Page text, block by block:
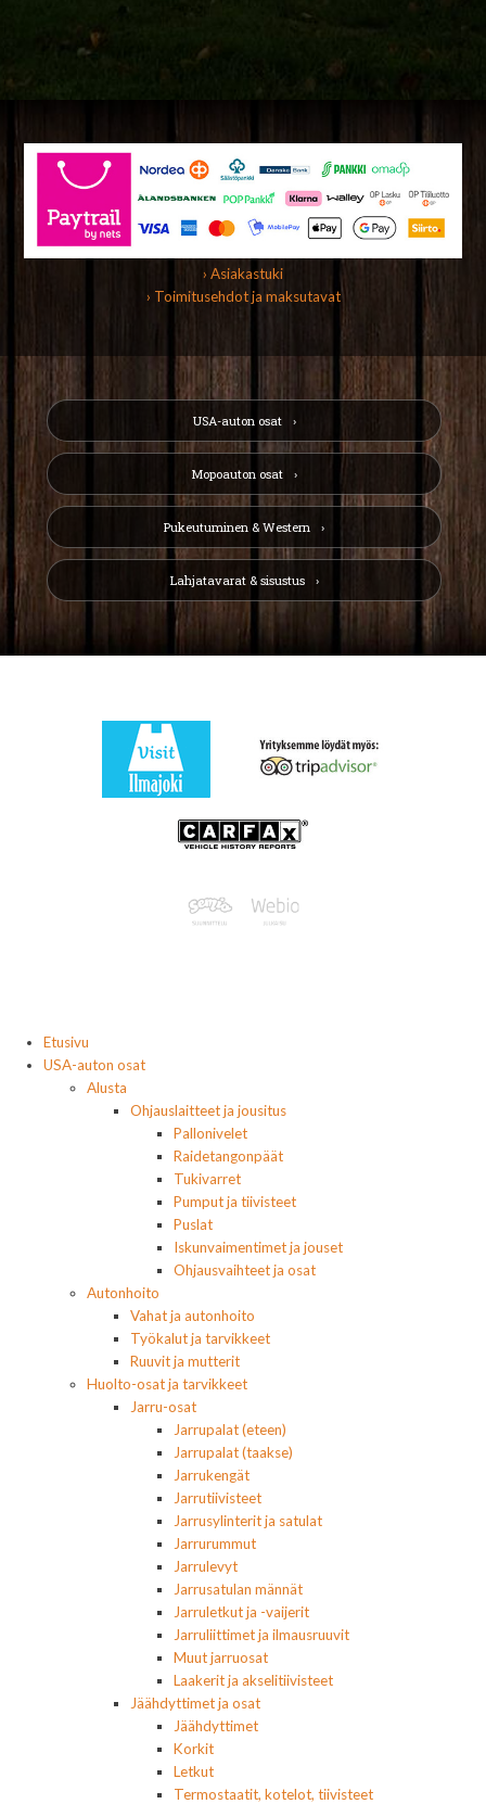
› Asiakastuki
› Toimitusehdot ja maksutavat
USA-auton osat
Mopoauton osat
Pukeutuminen & Western
Lahjatavarat & sisustus
Etusivu
USA-auton osat
Alusta
Ohjauslaitteet ja jousitus
Pallonivelet
Raidetangonpäät
Tukivarret
Pumput ja tiivisteet
Puslat
Iskunvaimentimet ja jouset
Ohjausvaihteet ja osat
Autonhoito
Vahat ja autonhoito
Työkalut ja tarvikkeet
Ruuvit ja mutterit
Huolto-osat ja tarvikkeet
Jarru-osat
Jarrupalat (eteen)
Jarrupalat (taakse)
Jarrukengät
Jarrutiivisteet
Jarrusylinterit ja satulat
Jarrurummut
Jarrulevyt
Jarrusatulan männät
Jarruletkut ja -vaijerit
Jarruliittimet ja ilmausruuvit
Muut jarruosat
Laakerit ja akselitiivisteet
Jäähdyttimet ja osat
Jäähdyttimet
Korkit
Letkut
Termostaatit, kotelot, tiivisteet